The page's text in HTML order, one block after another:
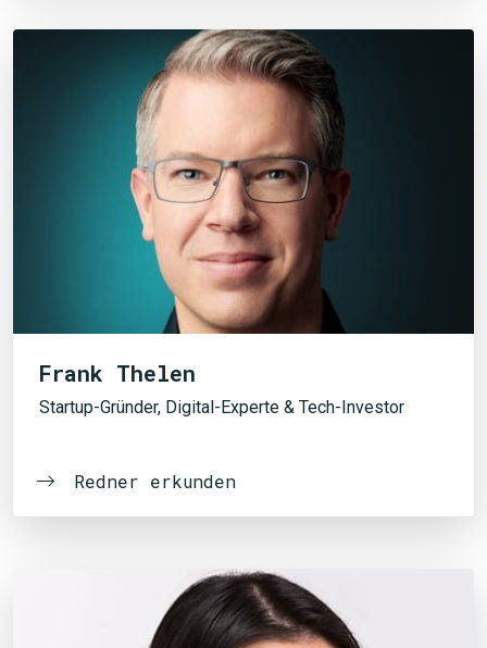
Frank Thelen
Startup-Gründer, Digital-Experte & Tech-Investor
Redner erkunden